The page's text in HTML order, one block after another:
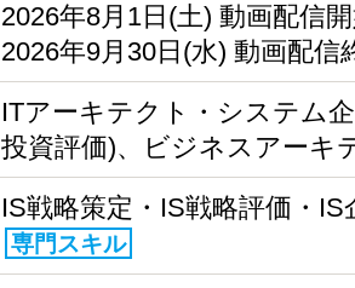
2026年8月1日(土) 動画配信
2026年9月30日(水) 動画配信
ITアーキテクト・システム
投資評価)、ビジネスアーキ
IS戦略策定・IS戦略評価・
専門スキル